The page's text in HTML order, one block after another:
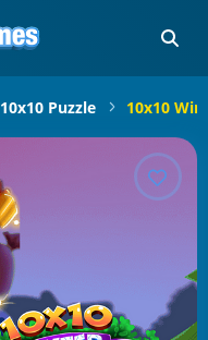
10x10 Puzzle 10x10